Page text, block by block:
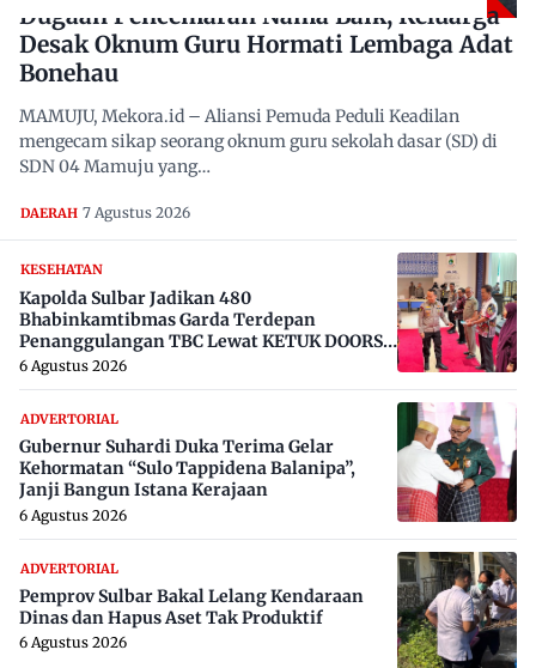
Dugaan Pencemaran Nama Baik, Keluarga
Desak Oknum Guru Hormati Lembaga Adat
Bonehau
MAMUJU, Mekora.id – Aliansi Pemuda Peduli Keadilan
mengecam sikap seorang oknum guru sekolah dasar (SD) di
SDN 04 Mamuju yang…
DAERAH 7 Agustus 2026
KESEHATAN
Kapolda Sulbar Jadikan 480
Bhabinkamtibmas Garda Terdepan
Penanggulangan TBC Lewat KETUK DOORS
di 650 Desa
6 Agustus 2026
ADVERTORIAL
Gubernur Suhardi Duka Terima Gelar
Kehormatan “Sulo Tappidena Balanipa”,
Janji Bangun Istana Kerajaan
6 Agustus 2026
ADVERTORIAL
Pemprov Sulbar Bakal Lelang Kendaraan
Dinas dan Hapus Aset Tak Produktif
6 Agustus 2026